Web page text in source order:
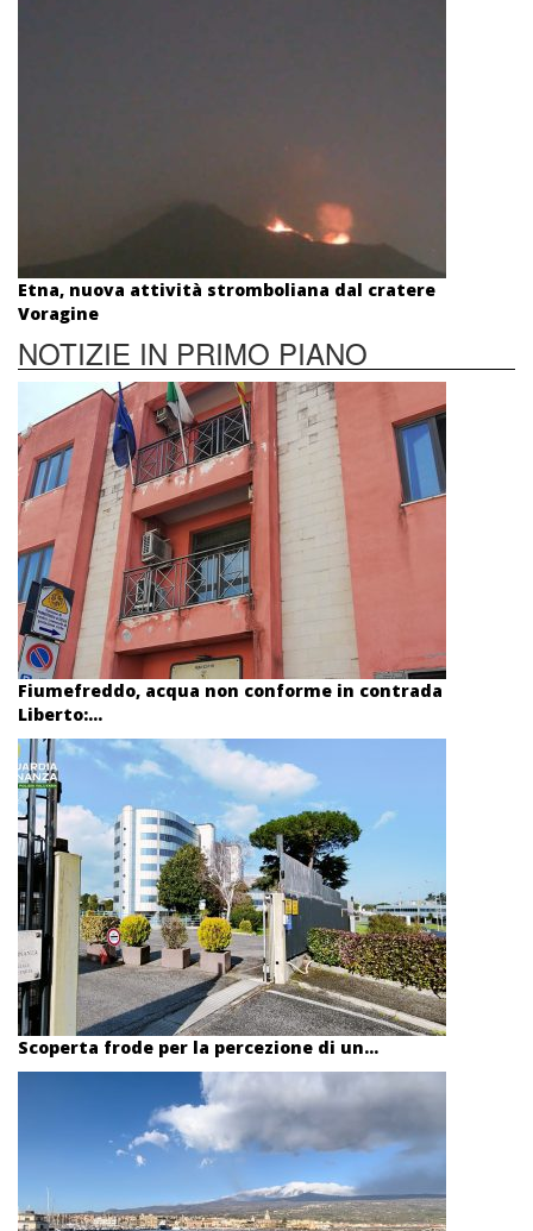
Etna, nuova attività stromboliana dal cratere
Voragine
NOTIZIE IN PRIMO PIANO
Fiumefreddo, acqua non conforme in contrada
Liberto:...
Scoperta frode per la percezione di un...